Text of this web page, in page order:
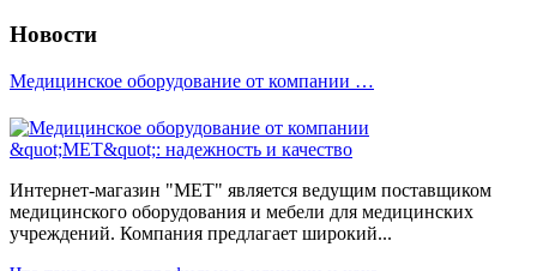
Новости
Медицинское оборудование от компании …
Интернет-магазин "МЕТ" является ведущим поставщиком
медицинского оборудования и мебели для медицинских
учреждений. Компания предлагает широкий...